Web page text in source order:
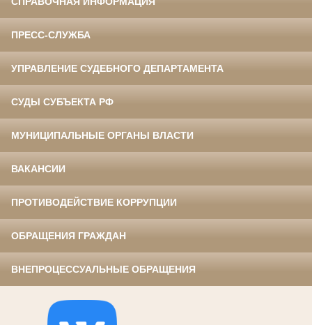
ПРЕСС-СЛУЖБА
УПРАВЛЕНИЕ СУДЕБНОГО ДЕПАРТАМЕНТА
СУДЫ СУБЪЕКТА РФ
МУНИЦИПАЛЬНЫЕ ОРГАНЫ ВЛАСТИ
ВАКАНСИИ
ПРОТИВОДЕЙСТВИЕ КОРРУПЦИИ
ОБРАЩЕНИЯ ГРАЖДАН
ВНЕПРОЦЕССУАЛЬНЫЕ ОБРАЩЕНИЯ